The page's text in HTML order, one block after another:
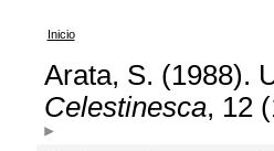
Inicio
Arata, S. (1988).
Celestinesca, 12